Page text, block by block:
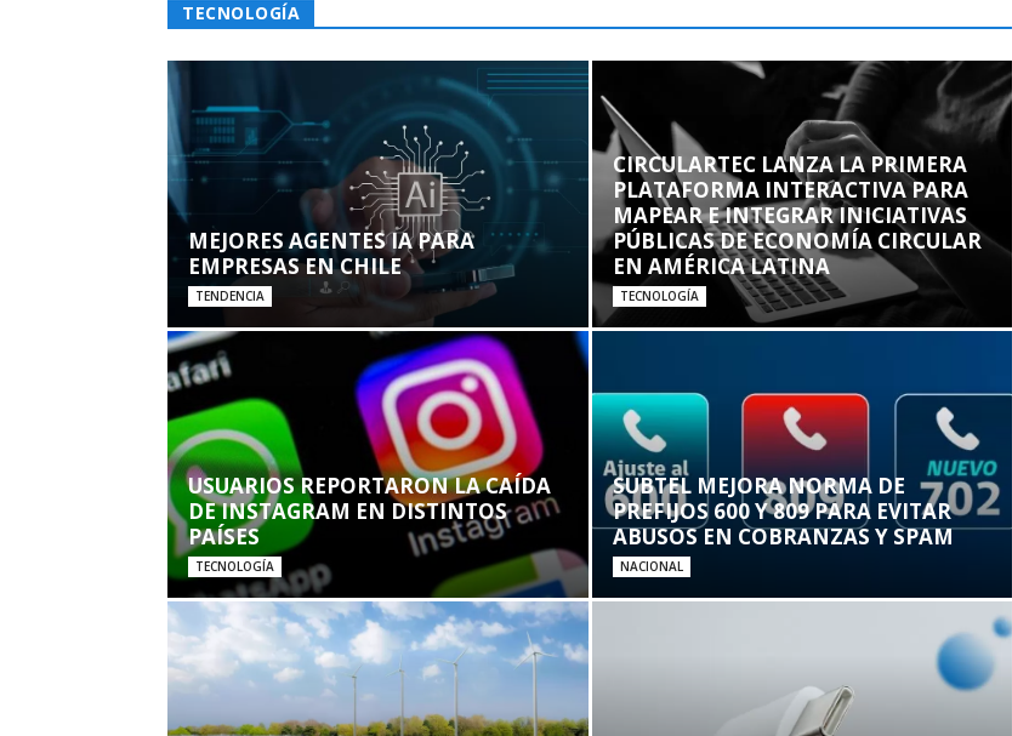
TECNOLOGÍA
MEJORES AGENTES IA PARA
EMPRESAS EN CHILE
TENDENCIA
CIRCULARTEC LANZA LA PRIMERA
PLATAFORMA INTERACTIVA PARA
MAPEAR E INTEGRAR INICIATIVAS
PÚBLICAS DE ECONOMÍA CIRCULAR
EN AMÉRICA LATINA
TECNOLOGÍA
USUARIOS REPORTARON LA CAÍDA
DE INSTAGRAM EN DISTINTOS
PAÍSES
TECNOLOGÍA
SUBTEL MEJORA NORMA DE
PREFIJOS 600 Y 809 PARA EVITAR
ABUSOS EN COBRANZAS Y SPAM
NACIONAL